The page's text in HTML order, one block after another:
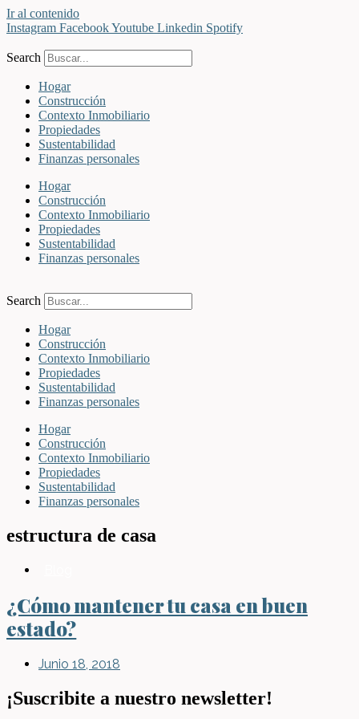
Ir al contenido
Instagram FacebookYoutube Linkedin Spotify
Search
Hogar
Construcción
Contexto Inmobiliario
Propiedades
Sustentabilidad
Finanzas personales
Hogar
Construcción
Contexto Inmobiliario
Propiedades
Sustentabilidad
Finanzas personales
Search
Hogar
Construcción
Contexto Inmobiliario
Propiedades
Sustentabilidad
Finanzas personales
Hogar
Construcción
Contexto Inmobiliario
Propiedades
Sustentabilidad
Finanzas personales
estructura de casa
¿Cómo mantener tu casa en buen
estado?
Junio 18, 2018
¡Suscribite a nuestro newsletter!